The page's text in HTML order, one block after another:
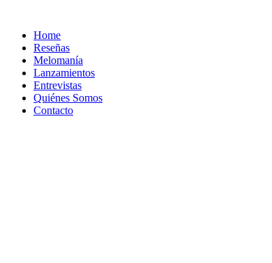
contenidoHome
Reseñas
Melomanía
Lanzamientos
Entrevistas
Quiénes Somos
Contacto